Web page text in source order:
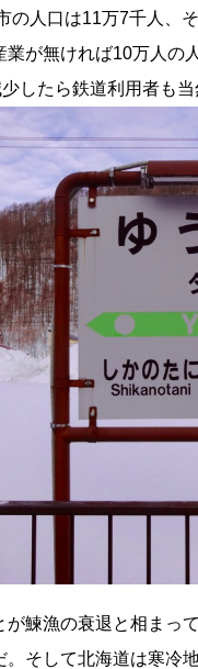
の人口は11万7千人、
が無ければ10万人の
したら鉄道利用者も当
鰊漁の衰退と相まっ
。そして北海道は寒冷